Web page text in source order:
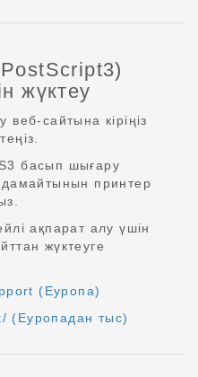
жүктеу
сайтына кіріңіз
басып шығару
принтер
ақпарат алу үшін
жүктеуге
(Еуропа)
(Еуропадан тыс)